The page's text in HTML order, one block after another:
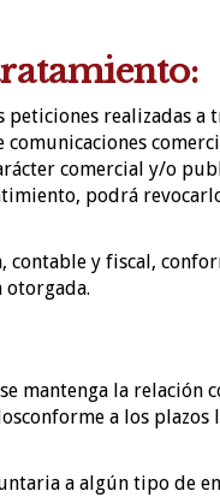
peticiones realizadas a
comercial y/o
podrá
y fiscal,
mantenga la relación
a los plazos
a algún tipo de